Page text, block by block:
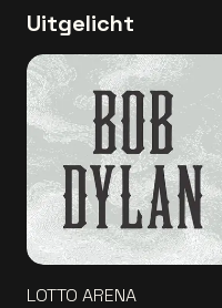
Uitgelicht
LOTTO ARENA